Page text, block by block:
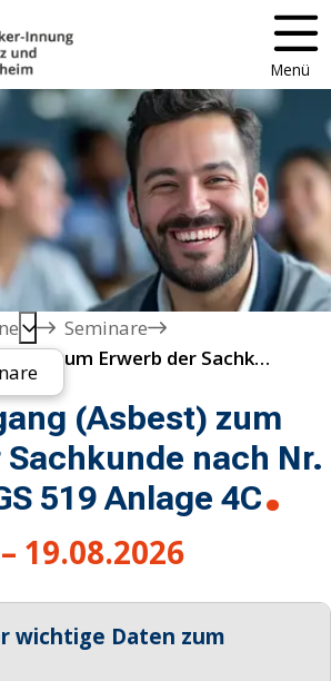
Menü
Seminare
Grundlehrgang (Asbest) zum Erwerb der Sachkunde nach Nr. 2.7 der TRGS 519 Anlage 4C
(Asbest) zum
Sachkunde nach Nr.
519 Anlage 4C
19.08.2026
wichtige Daten zum